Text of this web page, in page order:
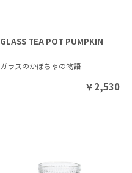
GLASS TEA POT PUMPKIN
ガラスのかぼちゃの物語
￥2,530